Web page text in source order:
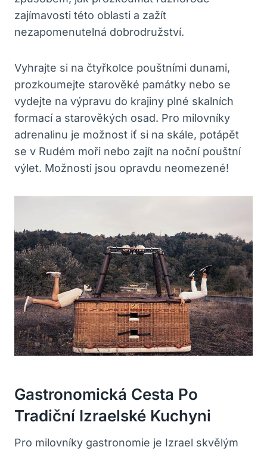
zajímavosti této oblasti a zažít
nezapomenutelná dobrodružství.
Vyhrajte si na čtyřkolce pouštními dunami,
prozkoumejte starověké památky nebo se
vydejte na výpravu do krajiny plné skalních
formací a starověkých osad. Pro milovníky
adrenalinu je možnost iť si na skále, potápět
se v Rudém moři nebo zajít na noční pouštní
výlet. Možnosti jsou opravdu neomezené!
Gastronomická Cesta Po
Tradiční Izraelské Kuchyni
Pro milovníky gastronomie je Izrael skvělým